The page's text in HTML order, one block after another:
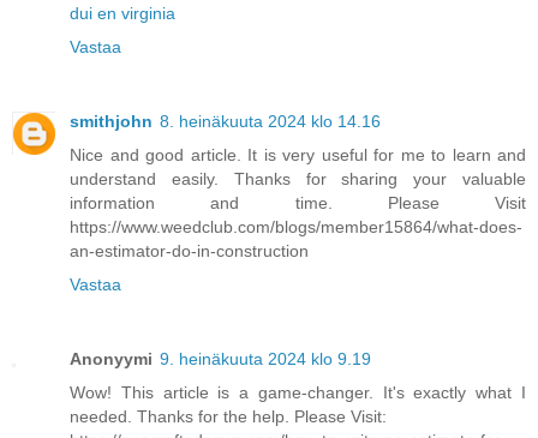
dui en virginia
Vastaa
smithjohn 8. heinäkuuta 2024 klo 14.16
Nice and good article. It is very useful for me to learn and
understand easily. Thanks for sharing your valuable
information and time. Please Visit
https://www.weedclub.com/blogs/member15864/what-does-
an-estimator-do-in-construction
Vastaa
Anonyymi 9. heinäkuuta 2024 klo 9.19
Wow! This article is a game-changer. It's exactly what I
needed. Thanks for the help. Please Visit: